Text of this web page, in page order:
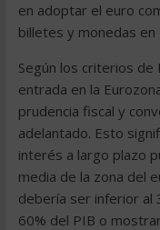
en adoptar el euro
billetes y monedas
Según los criterios
entrada en la
prudencia fiscal y
adelantado. Esto
interés a largo plazo
media de la zona del
debería ser inferior al
60% del PIB o